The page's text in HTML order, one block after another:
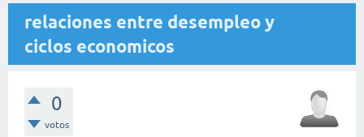
relaciones entre desempleo y
ciclos economicos
0
votos